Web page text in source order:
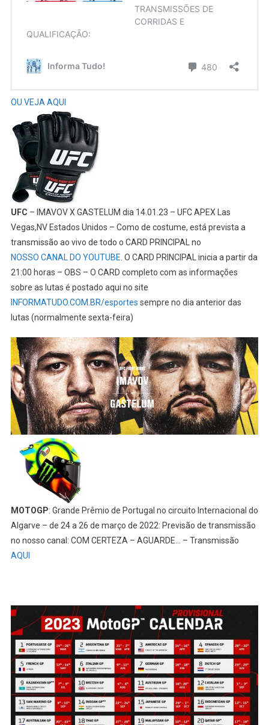
OU VEJA AQUI
UFC – IMAVOV X GASTELUM dia 14.01.23 – UFC APEX Las
Vegas,NV Estados Unidos – Como de costume, está prevista a
transmissão ao vivo de todo o CARD PRINCIPAL no
NOSSO CANAL DO YOUTUBE . O CARD PRINCIPAL inicia a partir da
21:00 horas – OBS – O CARD completo com as informações
sobre as lutas é postado aqui no site
INFORMATUDO.COM.BR/esportes sempre no dia anterior das
lutas (normalmente sexta-feira)
MOTOGP: Grande Prêmio de Portugal no circuito Internacional do
Algarve – de 24 a 26 de março de 2022: Previsão de transmissão
no nosso canal: COM CERTEZA – AGUARDE… – Transmissão
AQUI